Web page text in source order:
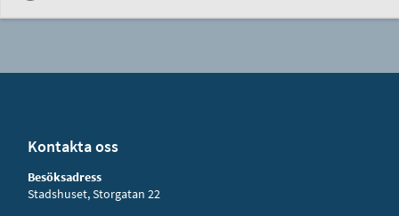
Kontakta oss
Besöksadress
Stadshuset, Storgatan 22